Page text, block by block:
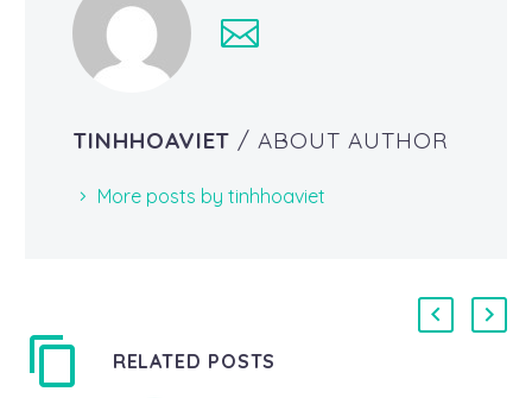
TINHHOAVIET / ABOUT AUTHOR
More posts by tinhhoaviet
RELATED POSTS